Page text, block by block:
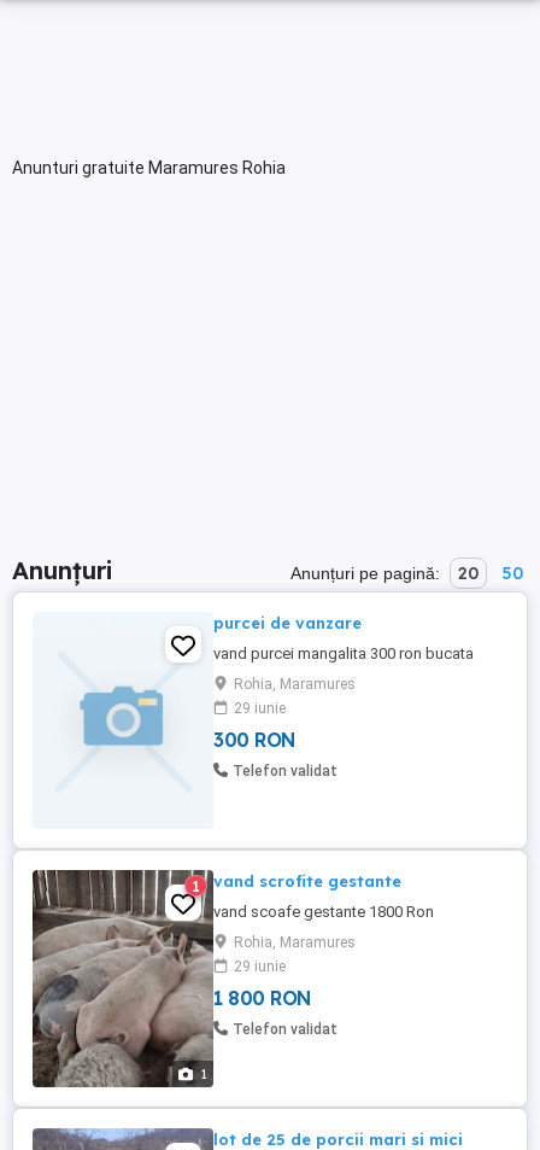
Anunturi gratuite Maramures Rohia
Anunțuri Anunțuri pe pagină: 20 50
purcei de vanzare
vand purcei mangalita 300 ron bucata
Rohia, Maramures
29 iunie
300 RON
Telefon validat
1
1 vand scrofite gestante
vand scoafe gestante 1800 Ron
Rohia, Maramures
29 iunie
1 800 RON
Telefon validat
lot de 25 de porcii mari si mici